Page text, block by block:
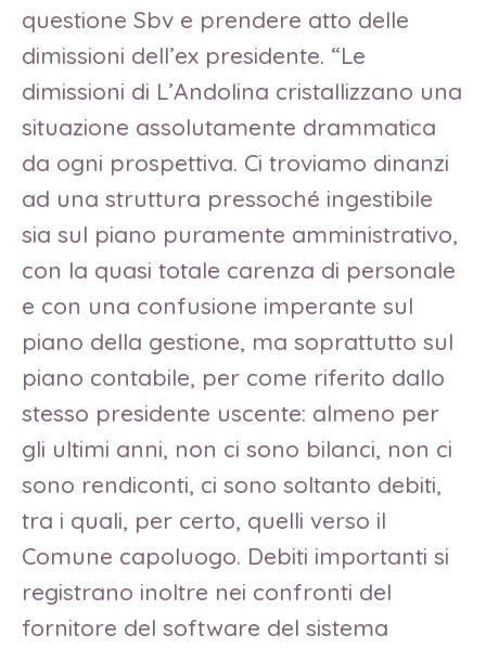
questione Sbv e prendere atto delle
dimissioni dell’ex presidente. “Le
dimissioni di L’Andolina cristallizzano una
situazione assolutamente drammatica
da ogni prospettiva. Ci troviamo dinanzi
ad una struttura pressoché ingestibile
sia sul piano puramente amministrativo,
con la quasi totale carenza di personale
e con una confusione imperante sul
piano della gestione, ma soprattutto sul
piano contabile, per come riferito dallo
stesso presidente uscente: almeno per
gli ultimi anni, non ci sono bilanci, non ci
sono rendiconti, ci sono soltanto debiti,
tra i quali, per certo, quelli verso il
Comune capoluogo. Debiti importanti si
registrano inoltre nei confronti del
fornitore del software del sistema